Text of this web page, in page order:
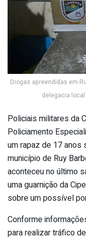
Drogas apreendidas em
delegacia local
Policiais militares da
Policiamento
um rapaz de 17
município de Ruy
aconteceu no último
uma guarnição da
sobre um possível
Conforme
para realizar tráfico